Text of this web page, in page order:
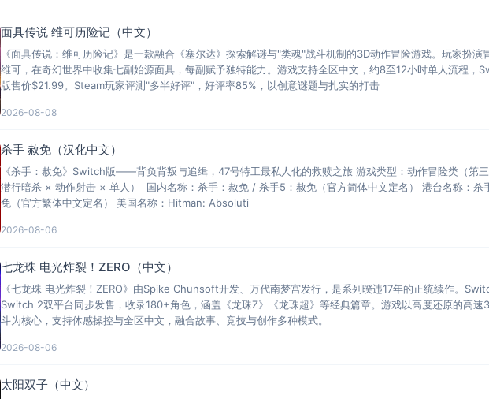
面具传说 维可历险记（中文）
《面具传说：维可历险记》是一款融合《塞尔达》探索解谜与"类魂"战斗机制的3D动作冒险游戏。玩家扮演
维可，在奇幻世界中收集七副始源面具，每副赋予独特能力。游戏支持全区中文，约8至12小时单人流程，
版售价$21.99。Steam玩家评测"多半好评"，好评率85%，以创意谜题与扎实的打击
2026-08-08
杀手 赦免（汉化中文）
《杀手：赦免》Switch版——背负背叛与追缉，47号特工最私人化的救赎之旅 游戏类型：动作冒险类（第
潜行暗杀 × 动作射击 × 单人） 国内名称：杀手：赦免 / 杀手5：赦免（官方简体中文定名） 港台名称：杀
免（官方繁体中文定名） 美国名称：Hitman: Absoluti
2026-08-06
七龙珠 电光炸裂！ZERO（中文）
《七龙珠 电光炸裂！ZERO》由Spike Chunsoft开发、万代南梦宫发行，是系列暌违17年的正统续作。
Switch 2双平台同步发售，收录180+角色，涵盖《龙珠Z》《龙珠超》等经典篇章。游戏以高度还原的高速
斗为核心，支持体感操控与全区中文，融合故事、竞技与创作多种模式。
2026-08-06
太阳双子（中文）